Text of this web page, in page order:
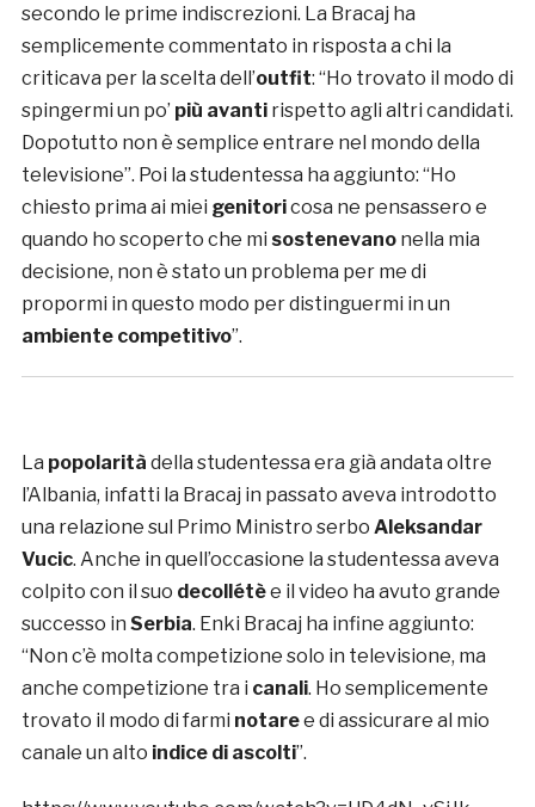
secondo le prime indiscrezioni. La Bracaj ha
semplicemente commentato in risposta a chi la
criticava per la scelta dell’outfit: “Ho trovato il modo di
spingermi un po’ più avantirispetto agli altri candidati.
Dopotutto non è semplice entrare nel mondo della
televisione”. Poi la studentessa ha aggiunto: “Ho
chiesto prima ai miei genitoricosa ne pensassero e
quando ho scoperto che mi sostenevanonella mia
decisione, non è stato un problema per me di
propormi in questo modo per distinguermi in un
ambiente competitivo”.
La popolarità della studentessa era già andata oltre
l’Albania, infatti la Bracaj in passato aveva introdotto
una relazione sul Primo Ministro serbo Aleksandar
Vucic. Anche in quell’occasione la studentessa aveva
colpito con il suo decollétèe il video ha avuto grande
successo in Serbia. Enki Bracaj ha infine aggiunto:
“Non c’è molta competizione solo in televisione, ma
anche competizione tra i canali. Ho semplicemente
trovato il modo di farmi notaree di assicurare al mio
canale un alto indice di ascolti”.